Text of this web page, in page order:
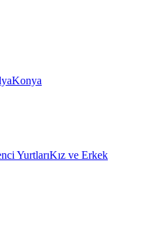
Konya
YurtlarıKız ve Erkek